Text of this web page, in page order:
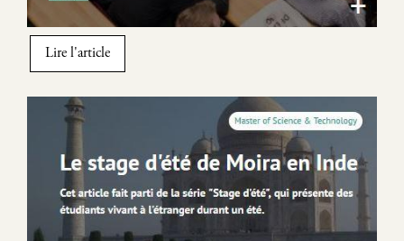
Lire l'article
Image